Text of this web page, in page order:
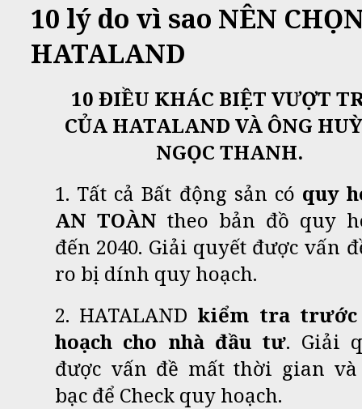
10 lý do vì sao NÊN
HATALAND
10 ĐIỀU KHÁC BIỆT VƯỢT
CỦA HATALAND VÀ ÔNG
NGỌC THANH.
1. Tất cả Bất động sản có quy
AN TOÀN theo bản đồ quy
đến 2040. Giải quyết được vấn
ro bị dính quy hoạch.
2. HATALAND kiểm tra trước
hoạch cho nhà đầu tư. Giải
được vấn đề mất thời gian
bạc để Check quy hoạch.